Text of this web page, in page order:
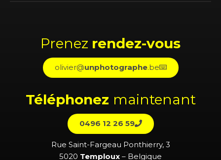
Prenez rendez-vous
olivier@unphotographe.be
Téléphonez maintenant
0496 12 26 59
Rue Saint-Fargeau Ponthierry, 3
5020 Temploux – Belgique